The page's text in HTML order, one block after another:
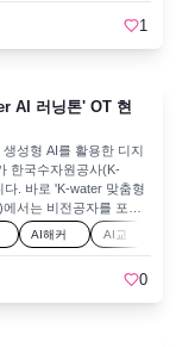
순히 기술의 완벽함을
해 나가야 하는지 진짜
는' 유익한 장을 계속해
, 다음 행사에도 많은
길 바랍니다. 감사합니
기' 안내!이번 밋업의
시는 분들을 위해, 온라
노트부터 눈을 뗄 수 없
닝 토크까지 모두 영상
밋업 다시보기
하듯 일찍부터 빈자리 없
사 시작 전부터 미리 도
더불어, 이번 밋업을
얻어갈 수 있는지에
각했던 하네스는 '고양
을 제시하기보다 오늘
근차근 배워가고 싶다
께 성장하고자 하는 진
어링을 사용한 목표달
표달성 Loop 기능 발표
서 스스로 가설-실행-평
개되었습니다. 단순한
1
AI 러닝톤' OT 현
성형 AI를 활용한 디지
한국수자원공사(K-
. 바로 'K-water 맞춤형
서는 비전공자를 포함
무자가 되기 위한 첫발
다. 🔥 1부 - 러닝
질적인 '업무 해결 능
설명: 이번 러닝톤에서
AI해커
톤
AI교
육
0